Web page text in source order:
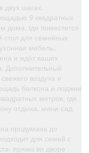
двух шагах.
9 квадратных
дома, где поместится
для семейных
мебель,
и ждёт ваших
Дополнительный
воздуха и
балкона и лоджии
метров, где
отдыха, мини-сад
продумана до
для семей с
прямо во дворе